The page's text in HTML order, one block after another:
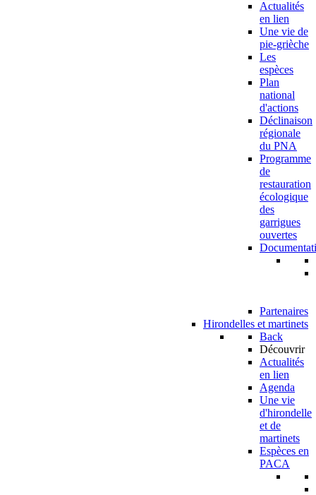
Actualités
en lien
Une vie de
pie-grièche
Les
espèces
Plan
national
d'actions
Déclinaison
régionale
du PNA
Programme
de
restauration
écologique
des
garrigues
ouvertes
Partenaires
Hirondelles et martinets
Back
Découvrir
Actualités
en lien
Agenda
Une vie
d'hirondelle
et de
martinets
Espèces en
PACA